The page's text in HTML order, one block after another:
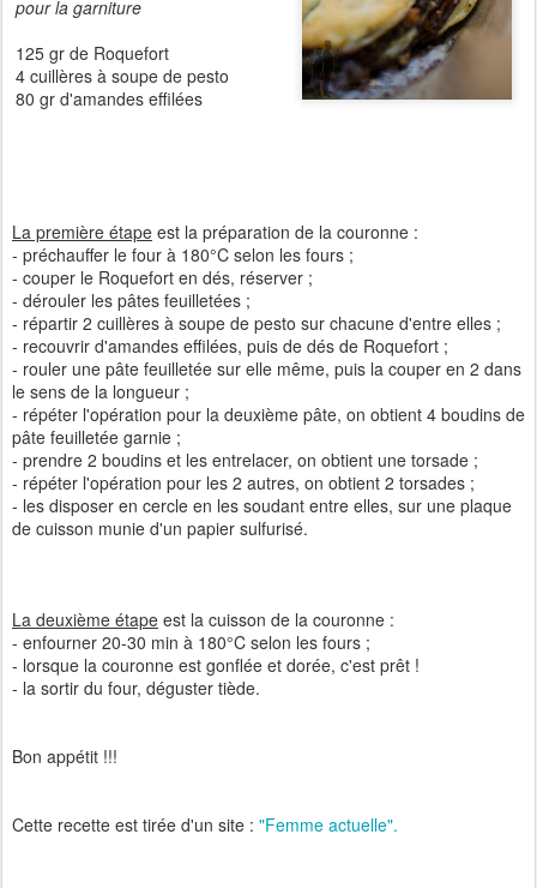
pour la garniture
125 gr de Roquefort
4 cuillères à soupe de pesto
80 gr d'amandes effilées
La première étape est la préparation de la couronne :
- préchauffer le four à 180°C selon les fours ;
- couper le Roquefort en dés, réserver ;
- dérouler les pâtes feuilletées ;
- répartir 2 cuillères à soupe de pesto sur chacune d'entre elles ;
- recouvrir d'amandes effilées, puis de dés de Roquefort ;
- rouler une pâte feuilletée sur elle même, puis la couper en 2 dans
le sens de la longueur ;
- répéter l'opération pour la deuxième pâte, on obtient 4 boudins de
pâte feuilletée garnie ;
- prendre 2 boudins et les entrelacer, on obtient une torsade ;
- répéter l'opération pour les 2 autres, on obtient 2 torsades ;
- les disposer en cercle en les soudant entre elles, sur une plaque
de cuisson munie d'un papier sulfurisé.
La deuxième étape est la cuisson de la couronne :
- enfourner 20-30 min à 180°C selon les fours ;
- lorsque la couronne est gonflée et dorée, c'est prêt !
- la sortir du four, déguster tiède.
Bon appétit !!!
Cette recette est tirée d'un site : "Femme actuelle".